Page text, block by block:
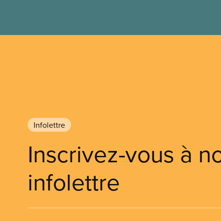
Infolettre
Inscrivez-vous à
infolettre